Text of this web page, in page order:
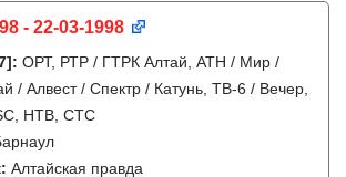
- 22-03-1998
: ОРТ, РТР / ГТРК Алтай, АТН / Мир /
/ Алвест / Спектр / Катунь, ТВ-6 / Вечер,
НТВ, СТС
Алтайская правда